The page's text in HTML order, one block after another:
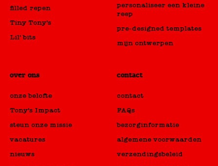
filled repen
Tiny Tony's
Lil' bits
personaliseer een kleine
reep
pre-designed templates
mijn ontwerpen
over ons
onze belofte
Tony's Impact
steun onze missie
vacatures
nieuws
contact
contact
FAQs
bezorginformatie
algemene voorwaarden
verzendingsbeleid